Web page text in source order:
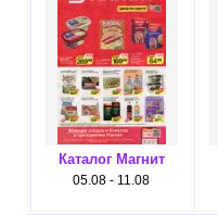
Каталог Магнит
05.08 - 11.08